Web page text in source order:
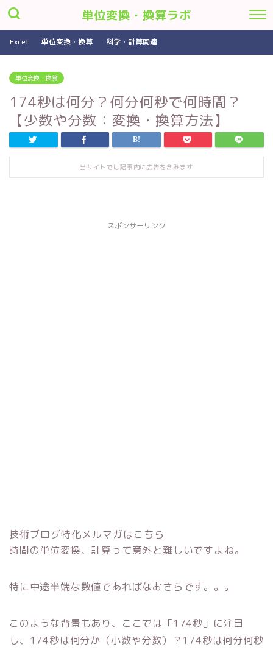
単位変換・換算ラボ
Excel 単位変換・換算 科学・計算関連
単位変換・換算
174秒は何分？何分何秒で何時間？
【少数や分数：変換・換算方法】
当サイトでは記事内に広告を含みます
スポンサーリンク
技術ブログ特化メルマガはこちら
時間の単位変換、計算って意外と難しいですよね。
特に中途半端な数値であればなおさらです。。。
このような背景もあり、ここでは「174秒」に注目
し、174秒は何分か（小数や分数）？174秒は何分何秒